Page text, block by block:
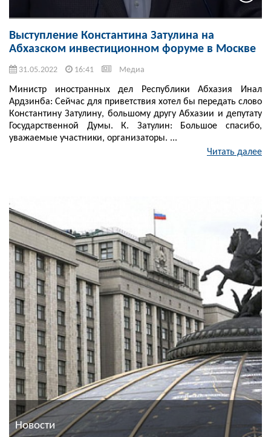
Выступление Константина Затулина на
Абхазском инвестиционном форуме в Москве
31.05.2022 16:41 Медиа
Министр иностранных дел Республики Абхазия Инал
Ардзинба: Сейчас для приветствия хотел бы передать слово
Константину Затулину, большому другу Абхазии и депутату
Государственной Думы. К. Затулин: Большое спасибо,
уважаемые участники, организаторы. ...
Читать далее
Новости